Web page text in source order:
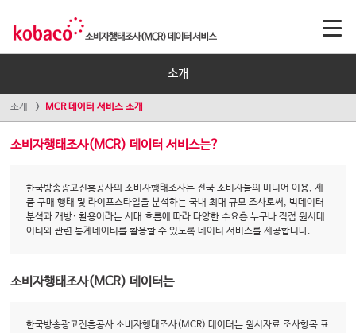
소개
소개 MCR 데이터 서비스 소개
소비자행태조사(MCR) 데이터 서비스는?
한국방송광고진흥공사의 소비자행태조사는 전국 소비자들의 미디어 이용, 제
품 구매 행태 및 라이프스타일을 분석하는 국내 최대 규모 조사로써, 빅데이터
분석과 개방· 활용이라는 시대 흐름에 따라 다양한 수요층 누구나 직접 원시데
이터와 관련 통계데이터를 활용할 수 있도록 데이터 서비스를 제공합니다.
소비자행태조사(MCR) 데이터는
한국방송광고진흥공사 소비자행태조사(MCR) 데이터는 원시자료 조사항목 표